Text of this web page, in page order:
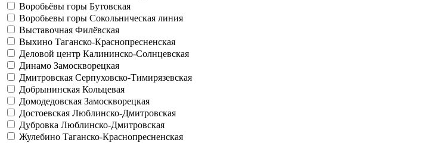
Воробьёвы горы Бутовская
Воробьевы горы Сокольническая линия
Выставочная Филёвская
Выхино Таганско-Краснопресненская
Деловой центр Калининско-Солнцевская
Динамо Замоскворецкая
Дмитровская Серпуховско-Тимирязевская
Добрынинская Кольцевая
Домодедовская Замоскворецкая
Достоевская Люблинско-Дмитровская
Дубровка Люблинско-Дмитровская
Жулебино Таганско-Краснопресненская